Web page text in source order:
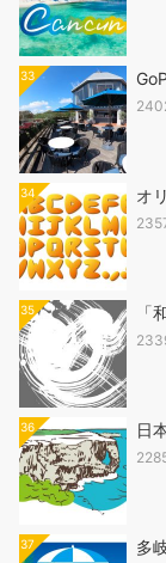
33
34 オ
35 「
36 日
37
多